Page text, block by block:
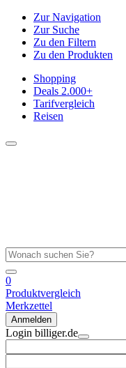
Zur Navigation
Zur Suche
Zu den Filtern
Zu den Produkten
Shopping
Deals 2.000+
Tarifvergleich
Reisen
0
Produktvergleich
Merkzettel
Anmelden
Login billiger.de